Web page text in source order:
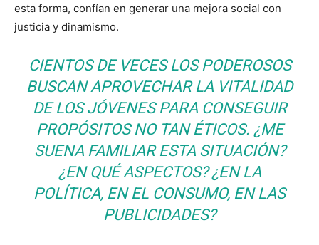
esta forma, confían en generar una mejora social con
justicia y dinamismo.
CIENTOS DE VECES LOS PODEROSOS
BUSCAN APROVECHAR LA VITALIDAD
DE LOS JÓVENES PARA CONSEGUIR
PROPÓSITOS NO TAN ÉTICOS. ¿ME
SUENA FAMILIAR ESTA SITUACIÓN?
¿EN QUÉ ASPECTOS? ¿EN LA
POLÍTICA, EN EL CONSUMO, EN LAS
PUBLICIDADES?